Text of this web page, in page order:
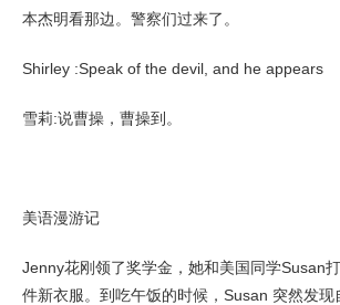
本杰明看那边。警察们过来了。
Shirley :Speak of the devil, and he appears
雪莉:说曹操，曹操到。
美语漫游记
Jenny花刚领了奖学金，她和美国同学Susan
件新衣服。到吃午饭的时候，Susan 突然发现